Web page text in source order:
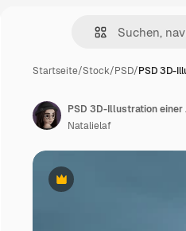
Startseite/Stock/PSD/PSD 3D-
Premium
PSD 3D-Illustration
Natalielaf